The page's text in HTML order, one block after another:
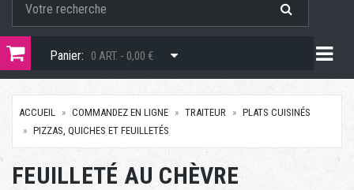
Panier: 0 ART. - 0,00 €
ACCUEIL COMMANDEZ EN LIGNE TRAITEUR
PLATS CUISINÉS
PIZZAS, QUICHES ET FEUILLETÉS
FEUILLETÉ AU CHÈVRE